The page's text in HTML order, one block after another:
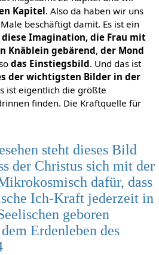
Kapitel. Also da haben wir uns
beschäftigt damit. Es ist ein
diese Imagination, die Frau mit
Knäblein gebärend, der Mond
das Einstiegsbild. Und das ist
der wichtigsten Bilder in der
ist eigentlich die größte
finden. Die Kraftquelle für
steht dieses Bild
der Christus sich mit der
dafür, dass
Ich-Kraft jederzeit in
geboren
Erdenleben des